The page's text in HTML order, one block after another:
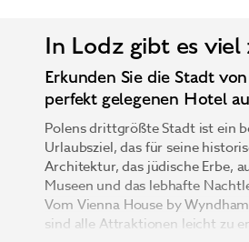
In Lodz gibt es viel
Erkunden Sie die Stadt
perfekt gelegenen Hotel
Polens drittgrößte Stadt ist ein
Urlaubsziel, das für seine
Architektur, das jüdische Erbe,
Museen und das lebhafte
Vom Vienna House by
sind alle Attraktionen leicht zu